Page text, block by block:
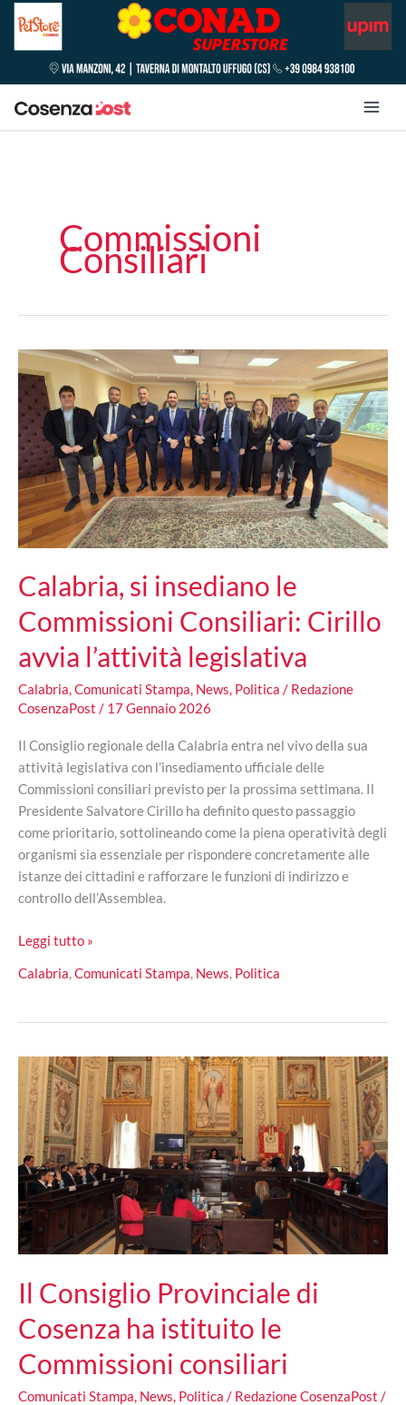
Commissioni
Consiliari
Calabria, si insediano le
Commissioni Consiliari: Cirillo
avvia l’attività legislativa
Calabria,Comunicati Stampa, News, Politica / Redazione
CosenzaPost / 17 Gennaio 2026
Il Consiglio regionale della Calabria entra nel vivo della sua
attività legislativa con l’insediamento ufficiale delle
Commissioni consiliari previsto per la prossima settimana. Il
Presidente Salvatore Cirillo ha definito questo passaggio
come prioritario, sottolineando come la piena operatività degli
organismi sia essenziale per rispondere concretamente alle
istanze dei cittadini e rafforzare le funzioni di indirizzo e
controllo dell’Assemblea.
Calabria,
insediano
Commissioni
Cirillo
avvia
l’attività
legislativa
Leggi tutto »
Calabria,Comunicati Stampa, News, Politica
Il Consiglio Provinciale di
Cosenza ha istituito le
Commissioni consiliari
Comunicati Stampa, News, Politica / Redazione CosenzaPost /